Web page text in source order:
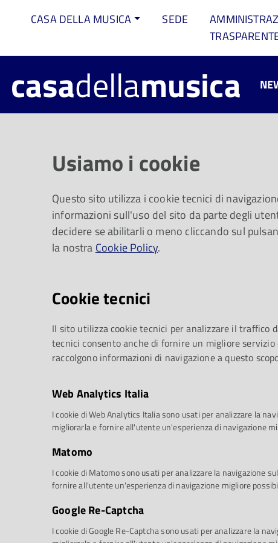
CASA DELLA MUSICA SEDE
casadellamusica
Musica, cibo
Disponibile
Un viaggio dai Preludi di Chopin al musica
trasferì sull'isola in compagnia della
grave forma di tubercolosi,
Usiamo i cookie
Questo sito utilizza i cookie tecnici di
informazioni sull'uso del sito da parte degli
decidere se abilitarli o meno cliccando sul
la nostra Cookie Policy.
Cookie tecnici
Il sito utilizza cookie tecnici per analizzare il traffico
tecnici consento anche di fornire un migliore
raccolgono informazioni di navigazione a questo
Web Analytics Italia
I cookie di Web Analytics Italia sono usati per analizzare la
migliorarla e fornire all'utente un'esperienza di navigazione
Matomo
I cookie di Matomo sono usati per analizzare la navigazione
fornire all'utente un'esperienza di navigazione migliore
Google Re-Captcha
I cookie di Google Re-Captcha sono usati per analizzare la